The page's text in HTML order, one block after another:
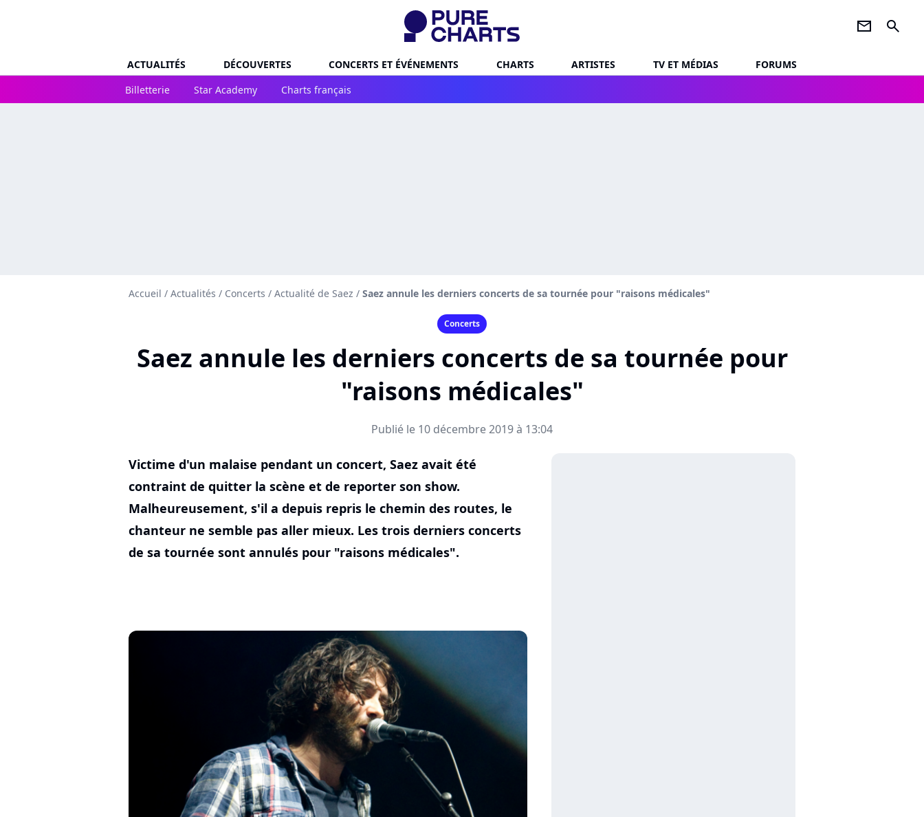
newsletter search
ACTUALITÉS DÉCOUVERTES CONCERTS ET ÉVÉNEMENTS CHARTS ARTISTES TV ET MÉDIAS
FORUMS
Billetterie
Star Academy Charts français
Accueil / Actualités / Concerts / Actualité de Saez / Saez annule les derniers concerts de sa tournée pour "raisons médicales"
Concerts
Saez annule les derniers concerts de sa tournée pour
"raisons médicales"
Publié le 10 décembre 2019 à 13:04
Victime d'un malaise pendant un concert, Saez avait été
contraint de quitter la scène et de reporter son show.
Malheureusement, s'il a depuis repris le chemin des routes, le
chanteur ne semble pas aller mieux. Les trois derniers concerts
de sa tournée sont annulés pour "raisons médicales".